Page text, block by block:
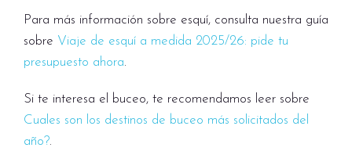
Para más información sobre esquí, consulta nuestra guía
sobre Viaje de esquí a medida 2025/26: pide tu
presupuesto ahora.
Si te interesa el buceo, te recomendamos leer sobre
Cuales son los destinos de buceo más solicitados del
año?.